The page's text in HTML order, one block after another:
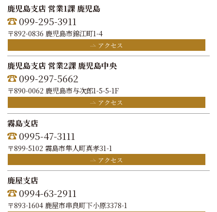
鹿児島支店 営業1課 鹿児島
099-295-3911
〒892-0836 鹿児島市錦江町1-4
アクセス
鹿児島支店 営業2課 鹿児島中央
099-297-5662
〒890-0062 鹿児島市与次郎1-5-5-1F
アクセス
霧島支店
0995-47-3111
〒899-5102 霧島市隼人町真孝31-1
アクセス
鹿屋支店
0994-63-2911
〒893-1604 鹿屋市串良町下小原3378-1